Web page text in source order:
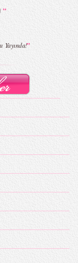
”
Yayında!”